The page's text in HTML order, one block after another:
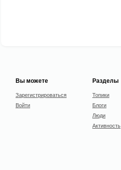
Вы можете
Зарегистрироваться
Войти
Разделы
Топики
Блоги
Люди
Активность